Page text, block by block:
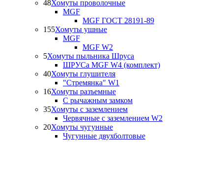
48Хомуты проволочные
MGF
MGF ГОСТ 28191-89
155Хомуты ушные
MGF
MGF W2
5Хомуты пыльника Шруса
ШРУСа MGF W4 (комплект)
40Хомуты глушителя
"Стремянка" W1
16Хомуты разъемные
С рычажным замком
35Хомуты с заземлением
Червячные с заземлением W2
20Хомуты чугунные
Чугунные двухболтовые